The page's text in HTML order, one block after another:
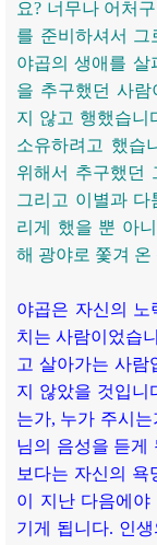
요? 너무나 어처
를 준비하셔서 그
야곱의 생애를 살
을 추구했던 사
지 않고 행했습니
소유하려고 했습
위해서 추구했던
그리고 이별과
리게 했을 뿐 아
해 광야로 쫓겨
야곱은 자신의
치는 사람이었습
고 살아가는 사
지 않았을 것입니
는가, 누가 주시
님의 음성을 듣게
보다는 자신의
이 지난 다음에
기게 됩니다. 인